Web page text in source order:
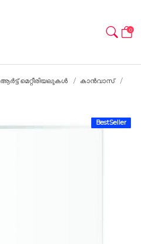
0
ആർട്ട് മെറ്റീരിയലുകൾ
കാൻവാസ്
BestSeller